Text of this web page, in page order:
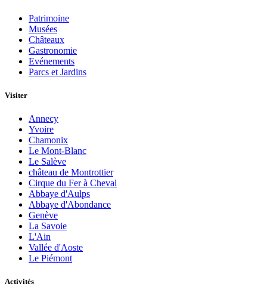
Patrimoine
Musées
Châteaux
Gastronomie
Evénements
Parcs et Jardins
Visiter
Annecy
Yvoire
Chamonix
Le Mont-Blanc
Le Salève
château de Montrottier
Cirque du Fer à Cheval
Abbaye d'Aulps
Abbaye d'Abondance
Genève
La Savoie
L'Ain
Vallée d'Aoste
Le Piémont
Activités